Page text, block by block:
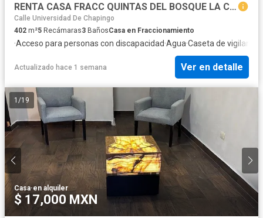
RENTA CASA FRACC QUINTAS DEL BOSQUE LA CALERA PUEBLA
Calle Universidad De Chapingo
402 m²5 Recámaras3 BañosCasa en Fraccionamiento
·Acceso para personas con discapacidad·Agua·Caseta de vigilancia
Actualizado hace 1 semana Ver en detalle
1 /19
Casa·en alquiler
$ 17,000 MXN